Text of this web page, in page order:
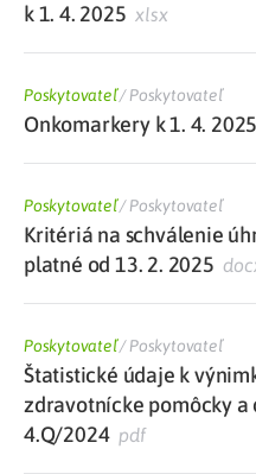
k 1. 4. 2025 xlsx
Poskytovateľ/Poskytovateľ
Onkomarkery k 1. 4. 2025
Poskytovateľ/Poskytovateľ
Kritériá na schválenie
platné od 13. 2. 2025
Poskytovateľ/Poskytovateľ
Štatistické údaje k
zdravotnícke pomôcky
4.Q/2024pdf